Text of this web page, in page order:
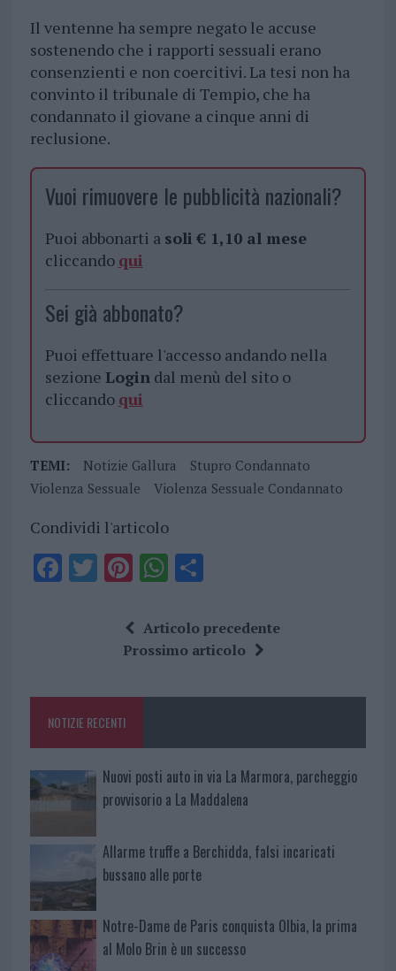
Il ventenne ha sempre negato le accuse
sostenendo che i rapporti sessuali erano
consenzienti e non coercitivi. La tesi non ha
convinto il tribunale di Tempio, che ha
condannato il giovane a cinque anni di
reclusione.
Vuoi rimuovere le pubblicità nazionali?
Puoi abbonarti a soli € 1,10 al mese
cliccando qui
Sei già abbonato?
Puoi effettuare l'accesso andando nella
sezione Logindal menù del sito o
cliccando qui
TEMI: Notizie Gallura
Stupro Condannato
Violenza Sessuale
Violenza Sessuale Condannato
Condividi l'articolo
F
o
k
T Pi
te
re
W
at
s
p
S
a
re
Articolo precedente
Prossimo articolo
NOTIZIE RECENTI
Nuovi posti auto in via La Marmora, parcheggio
provvisorio a La Maddalena
Allarme truffe a Berchidda, falsi incaricati
bussano alle porte
Notre-Dame de Paris conquista Olbia, la prima
al Molo Brin è un successo